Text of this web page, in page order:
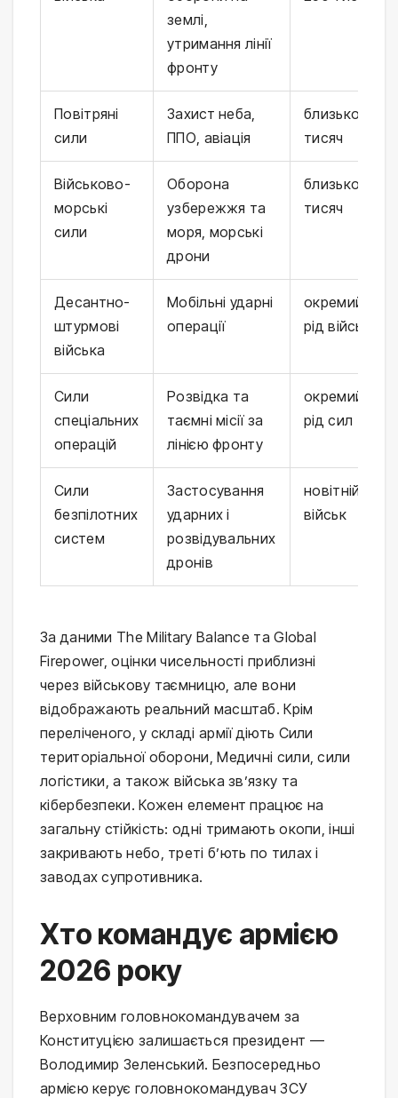
землі,
утримання лінії
фронту
Повітряні
сили
Захист неба,
ППО, авіація
близько 35
тисяч
Військово-
морські
сили
Оборона
узбережжя та
моря, морські
дрони
близько 11
тисяч
Десантно-
штурмові
війська
Мобільні ударні
операції
окремий
рід військ
Сили
спеціальних
операцій
Розвідка та
таємні місії за
лінією фронту
окремий
рід сил
Сили
безпілотних
систем
Застосування
ударних і
розвідувальних
дронів
новітній рід
військ
За даними The Military Balance та Global
Firepower, оцінки чисельності приблизні
через військову таємницю, але вони
відображають реальний масштаб. Крім
переліченого, у складі армії діють Сили
територіальної оборони, Медичні сили, сили
логістики, а також війська зв’язку та
кібербезпеки. Кожен елемент працює на
загальну стійкість: одні тримають окопи, інші
закривають небо, треті б’ють по тилах і
заводах супротивника.
Хто командує армією
2026 року
Верховним головнокомандувачем за
Конституцією залишається президент —
Володимир Зеленський. Безпосередньо
армією керує головнокомандувач ЗСУ